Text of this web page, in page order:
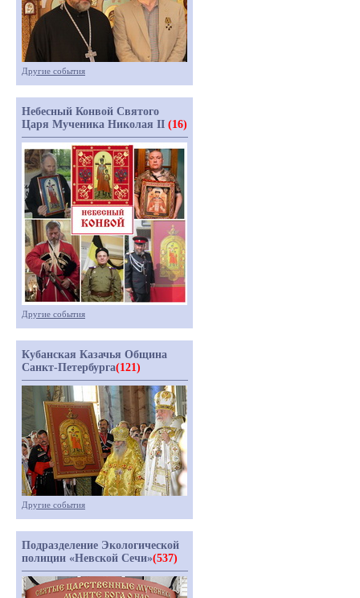
Другие события
Небесный Конвой Святого
Царя Мученика Николая II (16)
Другие события
Кубанская Казачья Община
Санкт-Петербурга(121)
Другие события
Подразделение Экологической
полиции «Невской Сечи»(537)